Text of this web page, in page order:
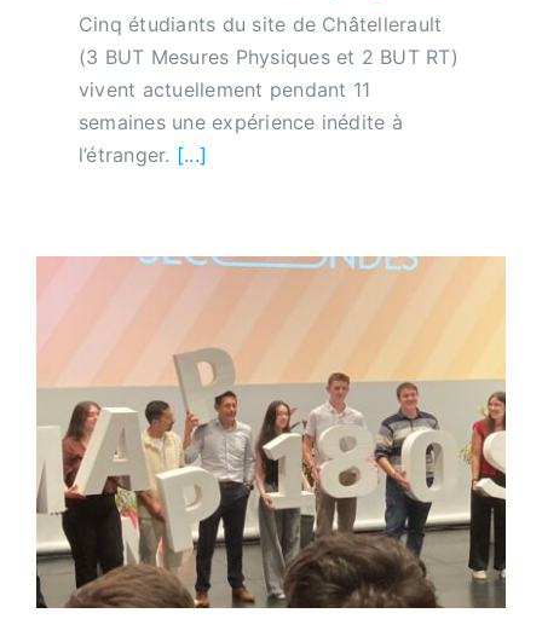
Cinq étudiants du site de Châtellerault
(3 BUT Mesures Physiques et 2 BUT RT)
vivent actuellement pendant 11
semaines une expérience inédite à
l’étranger. [...]